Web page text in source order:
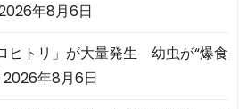
年8月6日
ヒトリ」が大量発生 幼虫が“爆食
2026年8月6日